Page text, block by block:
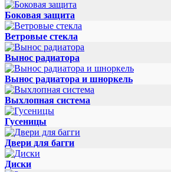
Боковая защита
Ветровые стекла
Вынос радиатора
Вынос радиатора и шноркель
Выхлопная система
Гусеницы
Двери для багги
Диски